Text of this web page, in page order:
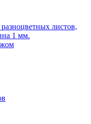
листов,
1 мм.